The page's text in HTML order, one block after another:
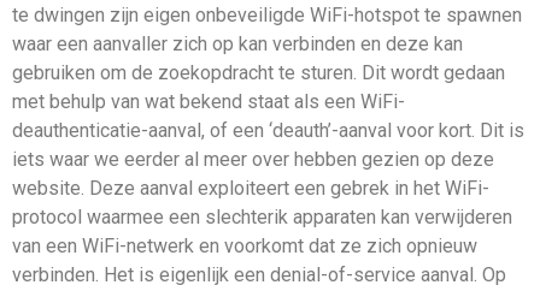
te dwingen zijn eigen onbeveiligde WiFi-hotspot te spawnen
waar een aanvaller zich op kan verbinden en deze kan
gebruiken om de zoekopdracht te sturen. Dit wordt gedaan
met behulp van wat bekend staat als een WiFi-
deauthenticatie-aanval, of een ‘deauth’-aanval voor kort. Dit is
iets waar we eerder al meer over hebben gezien op deze
website. Deze aanval exploiteert een gebrek in het WiFi-
protocol waarmee een slechterik apparaten kan verwijderen
van een WiFi-netwerk en voorkomt dat ze zich opnieuw
verbinden. Het is eigenlijk een denial-of-service aanval. Op